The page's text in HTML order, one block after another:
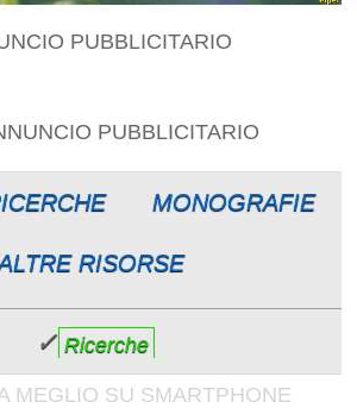
PUBBLICITARIO
PUBBLICITARIO
MONOGRAFIE
RISORSE
✓ Ricerche
MEGLIO SU SMARTPHONE